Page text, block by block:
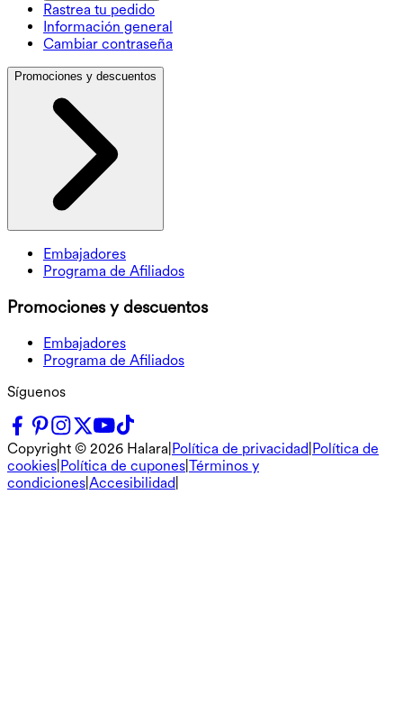
Rastrea tu pedido
Información general
Cambiar contraseña
Promociones y descuentos
Embajadores
Programa de Afiliados
Promociones y descuentos
Embajadores
Programa de Afiliados
Síguenos
Copyright © 2026 Halara Política de privacidad Política de
cookies Política de cupones Términos y
condiciones Accesibilidad